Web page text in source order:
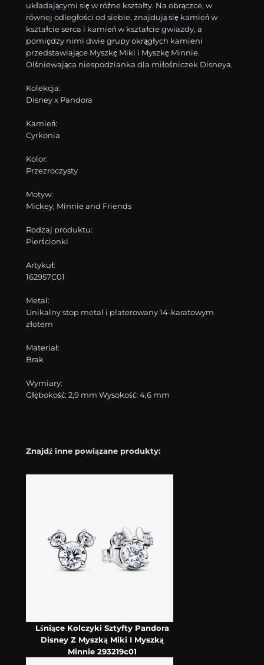
układającymi się w różne kształty. Na obrączce, w
równej odległości od siebie, znajdują się kamień w
kształcie serca i kamień w kształcie gwiazdy, a
pomiędzy nimi dwie grupy okrągłych kamieni
przedstawiające Myszkę Miki i Myszkę Minnie.
Olśniewająca niespodzianka dla miłośniczek Disneya.
Kolekcja:
Disney x Pandora
Kamień:
Cyrkonia
Kolor:
Przezroczysty
Motyw:
Mickey, Minnie and Friends
Rodzaj produktu:
Pierścionki
Artykuł:
162957C01
Metal:
Unikalny stop metal i platerowany 14-karatowym
złotem
Materiał:
Brak
Wymiary:
Głębokość: 2,9 mm Wysokość: 4,6 mm
Znajdź inne powiązane produkty:
Lśniące Kolczyki Sztyfty Pandora
Disney Z Myszką Miki I Myszką
Minnie 293219c01